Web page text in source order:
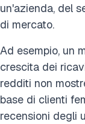
un'azienda, del
di mercato.
Ad esempio, un
crescita dei
redditi non
base di clienti
recensioni degli